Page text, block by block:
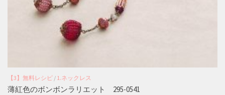
【3】無料レシピ / 1.ネックレス
薄紅色のボンボンラリエット 295-0541